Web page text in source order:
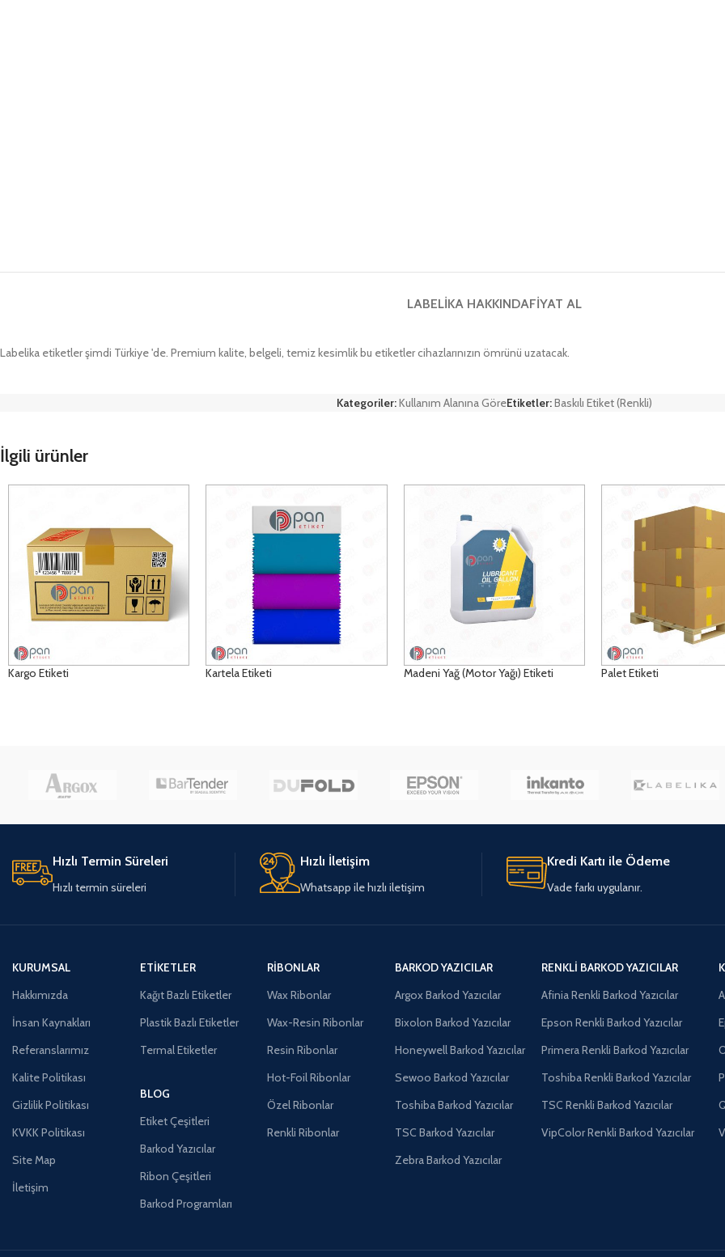
LABELIKA HAKKINDAFIYAT AL
Labelika etiketler şimdi Türkiye 'de. Premium kalite, belgeli, temiz kesimlik bu etiketler cihazlarınızın ömrünü uzatacak.
Kategoriler:Kullanım Alanına GöreEtiketler:Baskılı Etiket (Renkli)
İlgili ürünler
Kargo Etiketi Kartela Etiketi Madeni Yağ (Motor Yağı) Etiketi Palet Etiketi
Hızlı Termin Süreleri
Hızlı termin süreleri
Hızlı İletişim
Whatsapp ile hızlı iletişim
Kredi Kartı ile Ödeme
Vade farkı uygulanır.
KURUMSAL
Hakkımızda
İnsan Kaynakları
Referanslarımız
Kalite Politikası
Gizlilik Politikası
KVKK Politikası
Site Map
İletişim
ETIKETLER
Kağıt Bazlı Etiketler
Plastik Bazlı Etiketler
Termal Etiketler
BLOG
Etiket Çeşitleri
Barkod Yazıcılar
Ribon Çeşitleri
Barkod Programları
RIBONLAR
Wax Ribonlar
Wax-Resin Ribonlar
Resin Ribonlar
Hot-Foil Ribonlar
Özel Ribonlar
Renkli Ribonlar
BARKOD YAZICILAR
Argox Barkod Yazıcılar
Bixolon Barkod Yazıcılar
Honeywell Barkod Yazıcılar
Sewoo Barkod Yazıcılar
Toshiba Barkod Yazıcılar
TSC Barkod Yazıcılar
Zebra Barkod Yazıcılar
RENKLI BARKOD YAZICILAR
Afinia Renkli Barkod Yazıcılar
Epson Renkli Barkod Yazıcılar
Primera Renkli Barkod Yazıcılar
Toshiba Renkli Barkod Yazıcılar
TSC Renkli Barkod Yazıcılar
VipColor Renkli Barkod Yazıcılar